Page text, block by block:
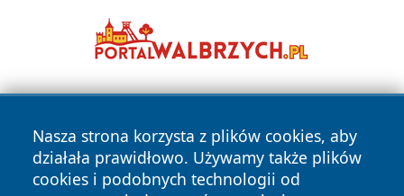
Nasza strona korzysta z plików cookies, aby
działała prawidłowo. Używamy także plików
cookies i podobnych technologii od